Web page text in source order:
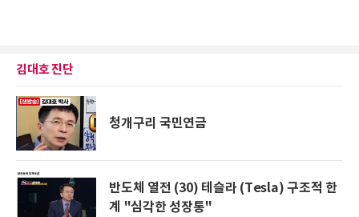
김대호 진단
청개구리 국민연금
반도체 열전 (30) 테슬라 (Tesla) 구조적 한
계 "심각한 성장통"